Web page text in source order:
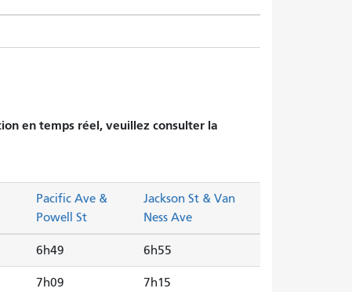
en temps réel, veuillez consulter la
Pacific Ave &
Powell St
Jackson St & Van
Ness Ave
6h49 6h55
7h09 7h15